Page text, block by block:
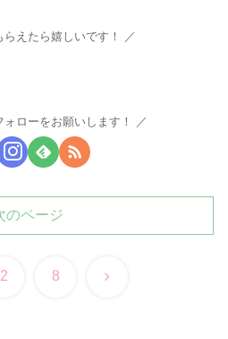
えたら嬉しいです！
ローをお願いします！
のページ
2 8 次